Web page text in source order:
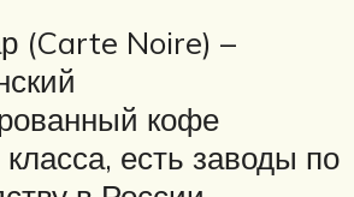
(Carte Noire) –
кофе
есть заводы по